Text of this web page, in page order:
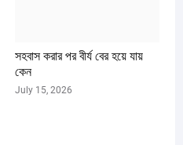
সহবাস করার পর বীর্য বের হয়ে যায়
কেন
July 15, 2026